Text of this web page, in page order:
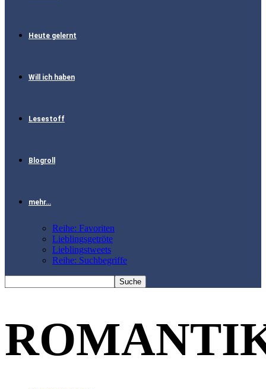
Heute gelernt
Will ich haben
Lesestoff
Blogroll
mehr…
Reihe: Favoriten
Lieblingsgetröte
Lieblingstweets
Reihe: Suchbegriffe